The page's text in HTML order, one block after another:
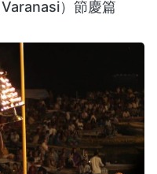
）節慶篇